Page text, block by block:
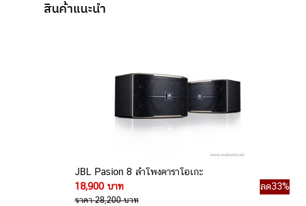
สินค้าแนะนำ
JBL Pasion 8 ลำโพงคาราโอเกะ
18,900 บาท
ลด33%
ราคา 28,200 บาท